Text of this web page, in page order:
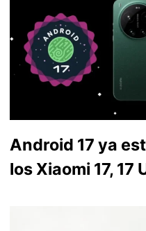
Android 17 ya
los Xiaomi 17, 17